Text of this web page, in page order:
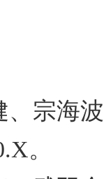
、宗海波
。